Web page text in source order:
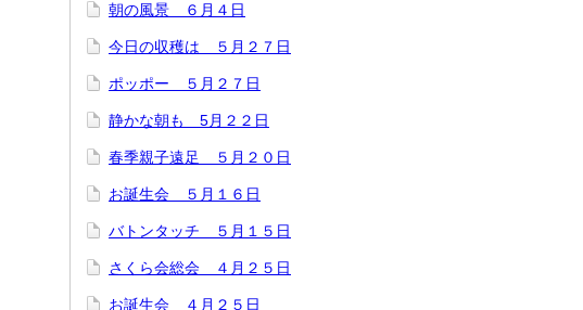
朝の風景 ６月４日
今日の収穫は ５月２７日
ポッポー ５月２７日
静かな朝も 5月２２日
春季親子遠足 ５月２０日
お誕生会 ５月１６日
バトンタッチ ５月１５日
さくら会総会 ４月２５日
お誕生会 ４月２５日